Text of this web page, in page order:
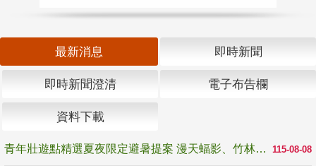
最新消息 即時新聞
即時新聞澄清 電子布告欄
資料下載
115-08-08
青年壯遊點精選夏夜限定避暑提案 漫天蝠影、竹林尋蛙、茶香夜觀 邀青年暮色出發